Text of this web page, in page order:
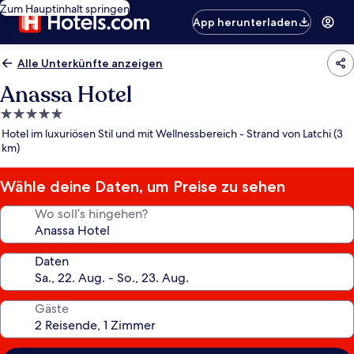
Zum Hauptinhalt springen
App herunterladen
Alle Unterkünfte anzeigen
Anassa Hotel
5.0-
Sterne-
Unterkunft
Hotel im luxuriösen Stil und mit Wellnessbereich - Strand von Latchi (3
km)
Wähle deine Daten, um Preise zu sehen
Wo soll’s hingehen?
Daten
Gäste